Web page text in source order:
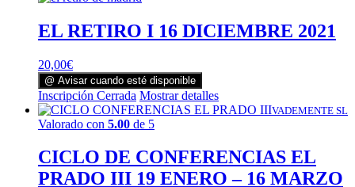
EL RETIRO I 16 DICIEMBRE 2021
20,00€
@ Avisar cuando esté disponible
Inscripción Cerrada Mostrar detalles
VADEMENTE SL
Valorado con 5.00 de 5
CICLO DE CONFERENCIAS EL
PRADO III 19 ENERO – 16 MARZO